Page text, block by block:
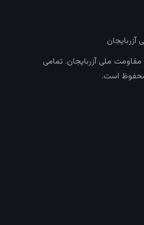
ملی آزربایجان. تمامی
محفوظ است.